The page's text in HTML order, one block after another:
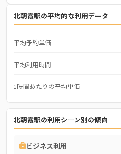
北朝霞駅の平均的な利用データ
平均予約単価
平均利用時間
1時間あたりの平均単価
北朝霞駅の利用シーン別の傾向
ビジネス利用